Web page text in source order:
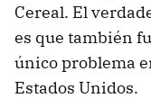
Cereal. El
es que también
único problema
Estados Unidos.